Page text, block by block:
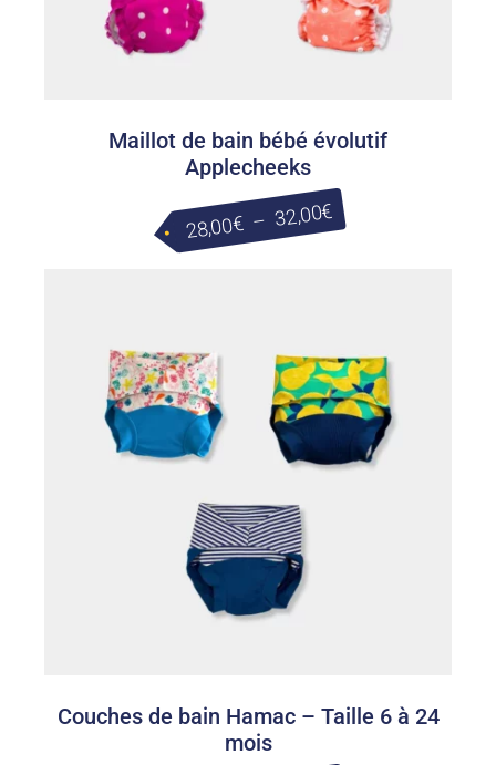
Maillot de bain bébé évolutif
Applecheeks
28,00€ – 32,00€Plage
à
32,00€
Couches de bain Hamac – Taille 6 à 24
mois